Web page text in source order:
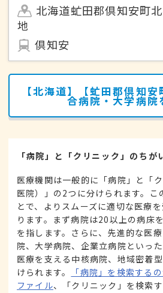
北海道虻田郡倶知安町
地
倶知安
【北海道】【虻田郡倶知
合病院・大学病院
「病院」と「クリニック」のちが
医療機関は一般的に「病院」と「
医院）」の2つに分けられます。こ
とで、よりスムーズに適切な医療
ります。まず病院は20以上の病床
を指します。さらに、先進的な医
院、大学病院、企業立病院といっ
医療を支える中核病院、地域密着
けられます。
「病院」を検索する
ファイル、「クリニック」を検索